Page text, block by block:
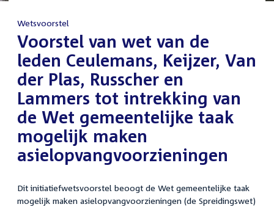
Wetsvoorstel
:Voorstel van wet van de
leden Ceulemans, Keijzer, Van
der Plas, Russcher en
Lammers tot intrekking van
de Wet gemeentelijke taak
mogelijk maken
asielopvangvoorzieningen
Dit initiatiefwetsvoorstel beoogt de Wet gemeentelijke taak
mogelijk maken asielopvangvoorzieningen (de Spreidingswet)